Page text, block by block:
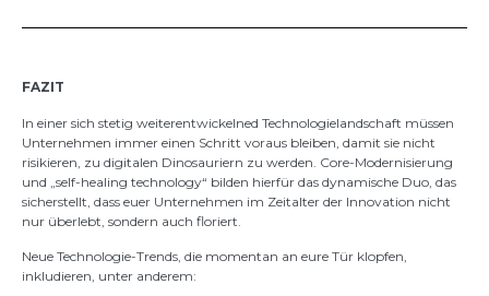
FAZIT
In einer sich stetig weiterentwickelned Technologielandschaft müssen
Unternehmen immer einen Schritt voraus bleiben, damit sie nicht
risikieren, zu digitalen Dinosauriern zu werden. Core-Modernisierung
und „self-healing technology“ bilden hierfür das dynamische Duo, das
sicherstellt, dass euer Unternehmen im Zeitalter der Innovation nicht
nur überlebt, sondern auch floriert.
Neue Technologie-Trends, die momentan an eure Tür klopfen,
inkludieren, unter anderem: